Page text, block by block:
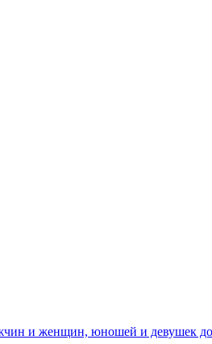
и женщин, юношей и девушек до